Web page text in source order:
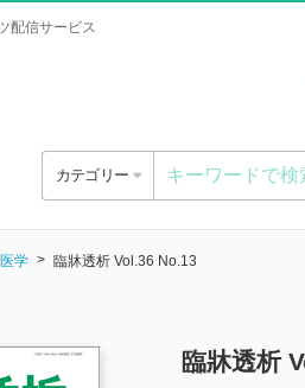
配信サービス
カテゴリー
医学 臨牀透析 Vol.36 No.13
臨牀透析